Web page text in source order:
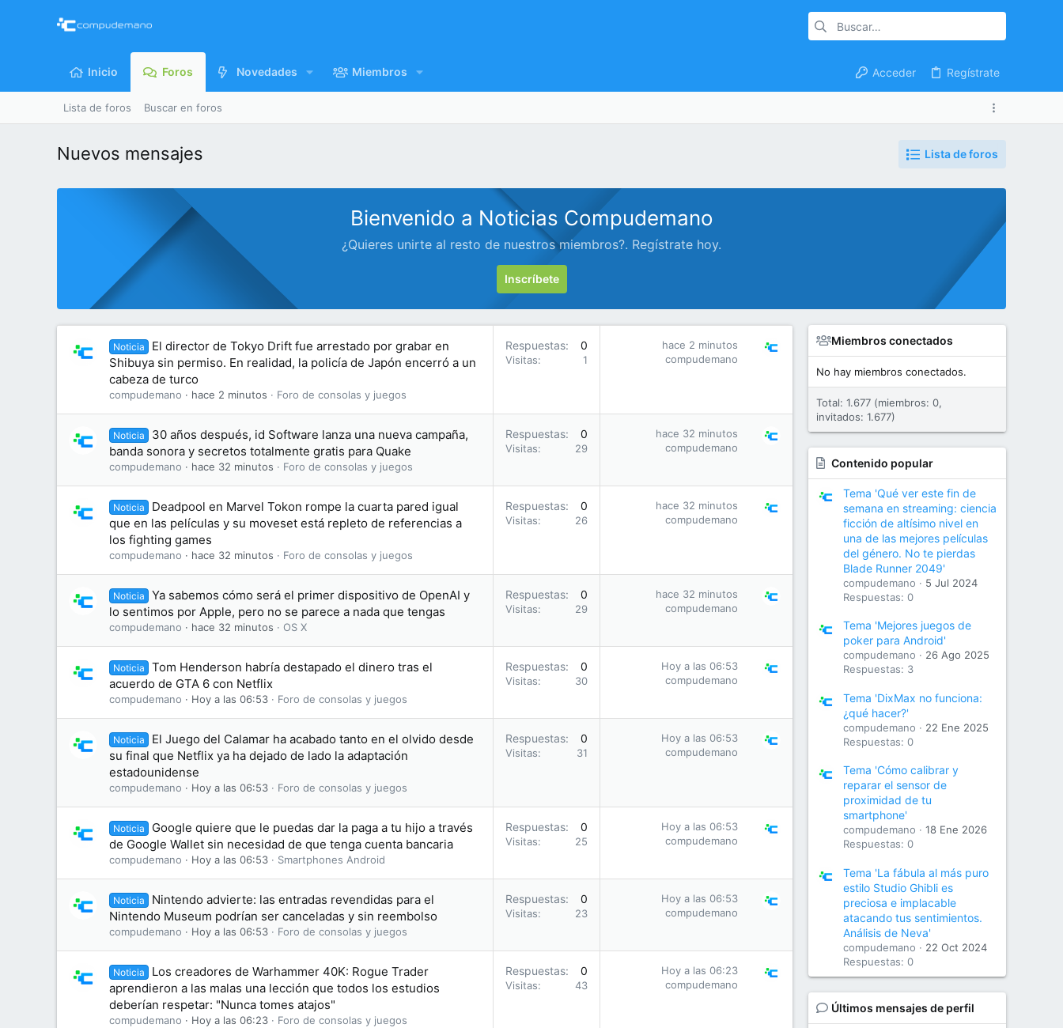
Inicio Foros Novedades Miembros Acceder Regístrate
Lista de foros Buscar en foros
Nuevos mensajes Lista de foros
Bienvenido a Noticias Compudemano
¿Quieres unirte al resto de nuestros miembros?. Regístrate hoy.
Inscríbete
Noticia
El director de Tokyo Drift fue arrestado por grabar en
Shibuya sin permiso. En realidad, la policía de Japón encerró a un
cabeza de turco
compudemano hace 2 minutos Foro de consolas y juegos
Respuestas 0
Visitas 1
hace 2 minutos
compudemano
Noticia
30 años después, id Software lanza una nueva campaña,
banda sonora y secretos totalmente gratis para Quake
compudemano hace 32 minutos Foro de consolas y juegos
Respuestas 0
Visitas 29
hace 32 minutos
compudemano
Noticia
Deadpool en Marvel Tokon rompe la cuarta pared igual
que en las películas y su moveset está repleto de referencias a
los fighting games
compudemano hace 32 minutos Foro de consolas y juegos
Respuestas 0
Visitas 26
hace 32 minutos
compudemano
Noticia
Ya sabemos cómo será el primer dispositivo de OpenAI y
lo sentimos por Apple, pero no se parece a nada que tengas
compudemano hace 32 minutos OS X
Respuestas 0
Visitas 29
hace 32 minutos
compudemano
Noticia
Tom Henderson habría destapado el dinero tras el
acuerdo de GTA 6 con Netflix
compudemano Hoy a las 06:53 Foro de consolas y juegos
Respuestas 0
Visitas 30
Hoy a las 06:53
compudemano
Noticia
El Juego del Calamar ha acabado tanto en el olvido desde
su final que Netflix ya ha dejado de lado la adaptación
estadounidense
compudemano Hoy a las 06:53 Foro de consolas y juegos
Respuestas 0
Visitas 31
Hoy a las 06:53
compudemano
Noticia
Google quiere que le puedas dar la paga a tu hijo a través
de Google Wallet sin necesidad de que tenga cuenta bancaria
compudemano Hoy a las 06:53 Smartphones Android
Respuestas 0
Visitas 25
Hoy a las 06:53
compudemano
Noticia
Nintendo advierte: las entradas revendidas para el
Nintendo Museum podrían ser canceladas y sin reembolso
compudemano Hoy a las 06:53 Foro de consolas y juegos
Respuestas 0
Visitas 23
Hoy a las 06:53
compudemano
Noticia
Los creadores de Warhammer 40K: Rogue Trader
aprendieron a las malas una lección que todos los estudios
deberían respetar: "Nunca tomes atajos"
compudemano Hoy a las 06:23 Foro de consolas y juegos
Respuestas 0
Visitas 43
Hoy a las 06:23
compudemano
Miembros conectados
No hay miembros conectados.
Total: 1.677 (miembros: 0,
invitados: 1.677)
Contenido popular
Tema 'Qué ver este fin de
semana en streaming: ciencia
ficción de altísimo nivel en
una de las mejores películas
del género. No te pierdas
Blade Runner 2049'
compudemano
5 Jul 2024
Respuestas: 0
Tema 'Mejores juegos de
poker para Android'
compudemano
26 Ago 2025
Respuestas: 3
Tema 'DixMax no funciona:
¿qué hacer?'
compudemano
22 Ene 2025
Respuestas: 0
Tema 'Cómo calibrar y
reparar el sensor de
proximidad de tu
smartphone'
compudemano
18 Ene 2026
Respuestas: 0
Tema 'La fábula al más puro
estilo Studio Ghibli es
preciosa e implacable
atacando tus sentimientos.
Análisis de Neva'
compudemano
22 Oct 2024
Respuestas: 0
Últimos mensajes de perfil